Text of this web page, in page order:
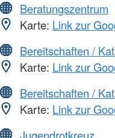
Beratungszentrum
Karte: Link zur
Bereitschaften /
Karte: Link zur
Bereitschaften /
Karte: Link zur